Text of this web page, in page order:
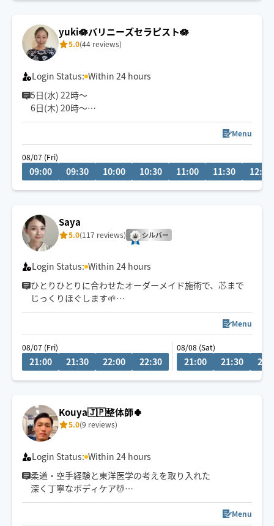
※他店舗での勤務もあり、施術中は返信や承諾が遅くな
りますのでご了承ください🙇
yuki🪷バリニーズセラピスト🪷
5.0(44 reviews)
Login Status: Within 24 hours
5日(水) 22時〜
6日(木) 20時〜
空きございます。
空いてないお日にち、お時間でもメッセージ頂けますと
調整できる場合もあります✨
お気軽にメッセージください🎀
に合わせた手技で癒します👐
もちろん男性、外国の方も大歓迎です✨
🚗県外のお客様は高速代別途頂いております。
Menu
08/07 (Fri)
09:00 09:30 10:00 10:30 11:00 11:30 12:00
Saya
5.0(117 reviews) シルバー
Login Status: Within 24 hours
ひとりひとりに合わせたオーダーメイド施術で、芯まで
じっくりほぐします🌱
Menu
08/07 (Fri)
21:00 21:30 22:00 22:30
08/08 (Sat)
21:00 21:30
Kouya🇯🇵整体師🍀
5.0(9 reviews)
Login Status: Within 24 hours
柔道・空手経験と東洋医学の考えを取り入れた
深く丁寧なボディケア💆
首肩腰の重だるさや全身疲労には
Menu